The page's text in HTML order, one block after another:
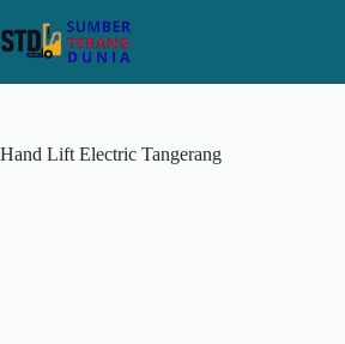
Hand Lift Electric Tangerang